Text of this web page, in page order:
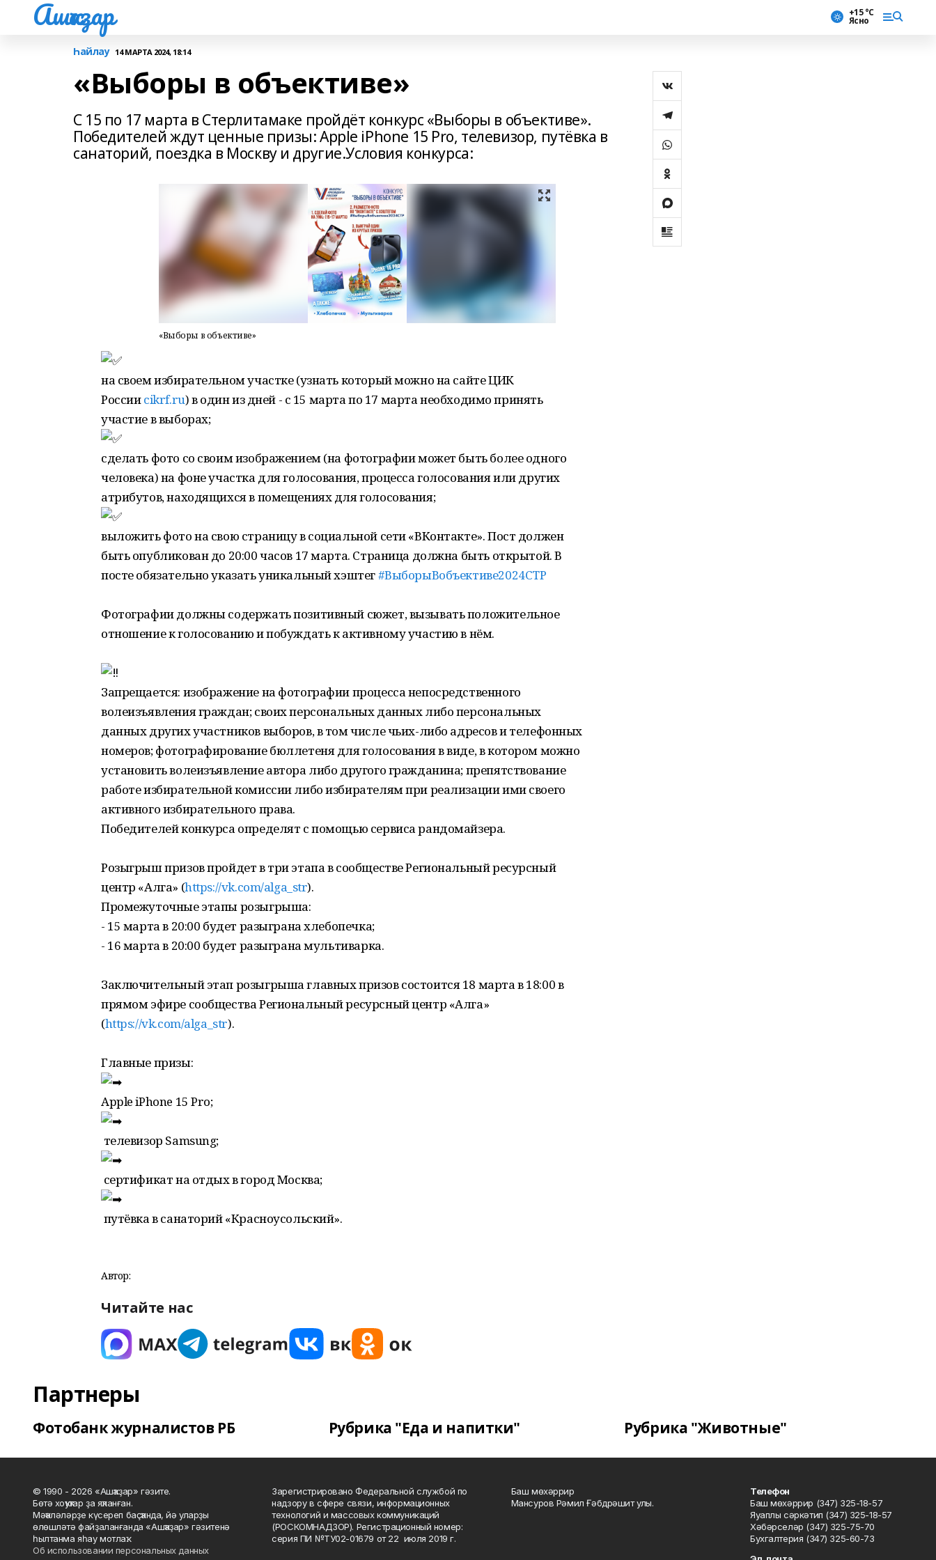
Ашҡаҙар +15 °С
Ясно
Һайлау 14 МАРТА 2024, 18:14
«Выборы в объективе»
С 15 по 17 марта в Стерлитамаке пройдёт конкурс «Выборы в объективе».
Победителей ждут ценные призы: Apple iPhone 15 Pro, телевизор, путёвка в
санаторий, поездка в Москву и другие.Условия конкурса:
«Выборы в объективе»
на своем избирательном участке (узнать который можно на сайте ЦИК
Россииcikrf.ru) в один из дней - с 15 марта по 17 марта необходимо принять
участие в выборах;
сделать фото со своим изображением (на фотографии может быть более одного
человека) на фоне участка для голосования, процесса голосования или других
атрибутов, находящихся в помещениях для голосования;
выложить фото на свою страницу в социальной сети «ВКонтакте». Пост должен
быть опубликован до 20:00 часов 17 марта. Страница должна быть открытой. В
посте обязательно указать уникальный хэштег#ВыборыВобъективе2024СТР
Фотографии должны содержать позитивный сюжет, вызывать положительное
отношение к голосованию и побуждать к активному участию в нём.
Запрещается: изображение на фотографии процесса непосредственного
волеизъявления граждан; своих персональных данных либо персональных
данных других участников выборов, в том числе чьих-либо адресов и телефонных
номеров; фотографирование бюллетеня для голосования в виде, в котором можно
установить волеизъявление автора либо другого гражданина; препятствование
работе избирательной комиссии либо избирателям при реализации ими своего
активного избирательного права.
Победителей конкурса определят с помощью сервиса рандомайзера.
Розыгрыш призов пройдет в три этапа в сообществе Региональный ресурсный
центр «Алга» (https://vk.com/alga_str).
Промежуточные этапы розыгрыша:
- 15 марта в 20:00 будет разыграна хлебопечка;
- 16 марта в 20:00 будет разыграна мультиварка.
Заключительный этап розыгрыша главных призов состоится 18 марта в 18:00 в
прямом эфире сообщества Региональный ресурсный центр «Алга»
(https://vk.com/alga_str).
Главные призы:
Apple iPhone 15 Pro;
телевизор Samsung;
сертификат на отдых в город Москва;
путёвка в санаторий «Красноусольский».
Автор:
Читайте нас
Партнеры
Фотобанк журналистов РБ Рубрика "Еда и напитки" Рубрика "Животные"
© 1990 - 2026 «Ашҡаҙар» гәзите.
Бөтә хоҡуҡтар ҙа яҡланған.
Мәҡәләләрҙе күсереп баҫҡанда, йә уларҙы
өлөшләтә файҙаланғанда «Ашҡаҙар» гәзитенә
һылтанма яһау мотлаҡ.
Об использовании персональных данных
Зарегистрировано Федеральной службой по
надзору в сфере связи, информационных
технологий и массовых коммуникаций
(РОСКОМНАДЗОР). Регистрационный номер:
серия ПИ №ТУ02-01679 от 22 июля 2019 г.
Баш мөхәррир
Мансуров Рәмил Ғәбдрәшит улы.
Телефон
Баш мөхәррир (347) 325-18-57
Яуаплы сәркәтип (347) 325-18-57
Хәбәрселәр (347) 325-75-70
Бухгалтерия (347) 325-60-73